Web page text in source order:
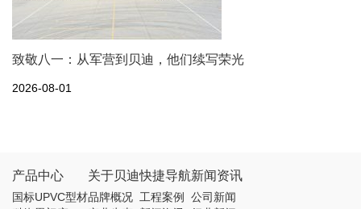
致敬八一：从军营到贝迪，他们续写荣光
2026-08-01
产品中心
国标UPVC型材
关于贝迪
品牌概况
快捷导航
工程案例
新闻资讯
公司新闻